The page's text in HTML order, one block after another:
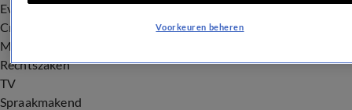
Evenementen
Crime
Misdaad
Rechtszaken
TV
Spraakmakend
Voorkeuren beheren